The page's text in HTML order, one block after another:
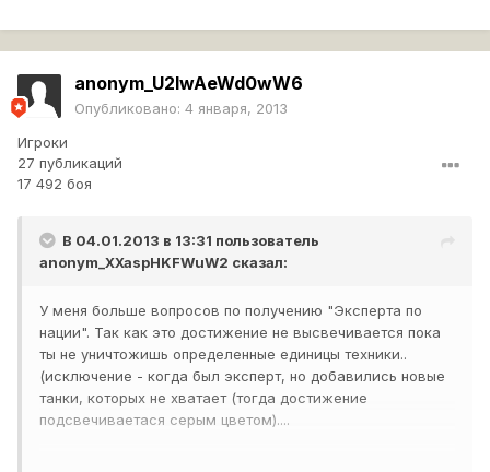
anonym_U2IwAeWd0wW6
Опубликовано: 4 января, 2013
Игроки
27 публикаций
17 492 боя
В 04.01.2013 в 13:31 пользователь
anonym_XXaspHKFWuW2 сказал:
У меня больше вопросов по получению "Эксперта по
нации". Так как это достижение не высвечивается пока
ты не уничтожишь определенные единицы техники..
(исключение - когда был эксперт, но добавились новые
танки, которых не хватает (тогда достижение
подсвечиваетася серым цветом)....